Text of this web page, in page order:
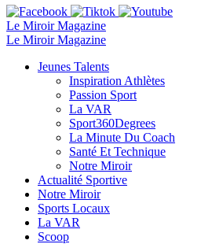
Le Miroir Magazine
Le Miroir Magazine
Jeunes Talents
Inspiration Athlètes
Passion Sport
La VAR
Sport360Degrees
La Minute Du Coach
Santé Et Technique
Notre Miroir
Actualité Sportive
Notre Miroir
Sports Locaux
La VAR
Scoop